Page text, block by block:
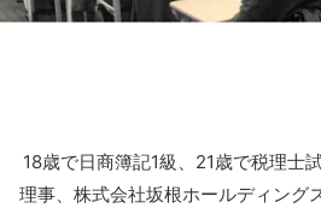
18歳で日商簿記1級、21歳で税理士
理事、株式会社坂根ホールディング